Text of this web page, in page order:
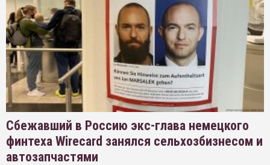
Сбежавший в Россию экс-глава немецкого
финтеха Wirecard занялся сельхозбизнесом и
автозапчастями